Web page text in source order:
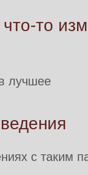
лучшее
с таким
то